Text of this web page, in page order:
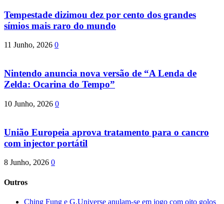
Tempestade dizimou dez por cento dos grandes
símios mais raro do mundo
11 Junho, 2026 0
Nintendo anuncia nova versão de “A Lenda de
Zelda: Ocarina do Tempo”
10 Junho, 2026 0
União Europeia aprova tratamento para o cancro
com injector portátil
8 Junho, 2026 0
Outros
Ching Fung e G.Universe anulam-se em jogo com oito golos